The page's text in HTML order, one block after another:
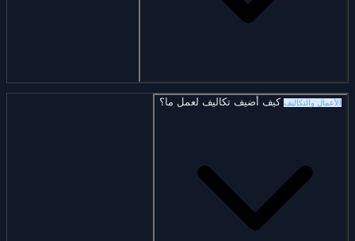
الأعمال والتكاليف كيف أضيف تكاليف لعمل ما؟